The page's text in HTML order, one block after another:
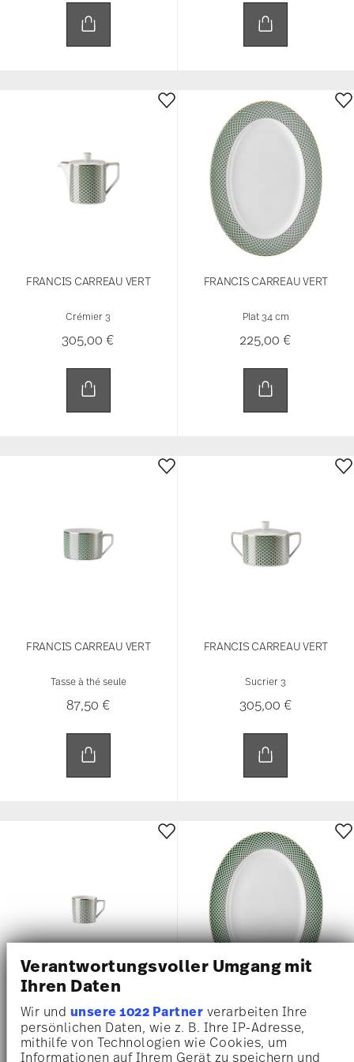
Verantwortungsvoller Umgang mit
Ihren Daten
Wir und unsere 1022 Partnerverarbeiten Ihre
persönlichen Daten, wie z. B. Ihre IP-Adresse,
mithilfe von Technologien wie Cookies, um
Informationen auf Ihrem Gerät zu speichern und
FRANCIS CARREAU VERT
Crémier 3
305,00 €
FRANCIS CARREAU VERT
Plat 34 cm
225,00 €
FRANCIS CARREAU VERT
Tasse à thé seule
87,50 €
FRANCIS CARREAU VERT
Sucrier 3
305,00 €
FRANCIS CARREAU VERT
Tasse à expresso/moka seule
FRANCIS CARREAU VERT
Plat 40 cm